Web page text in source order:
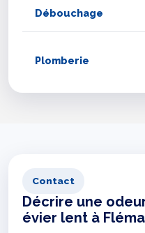
Débouchage
Plomberie
Contact
Décrire une
évier lent à